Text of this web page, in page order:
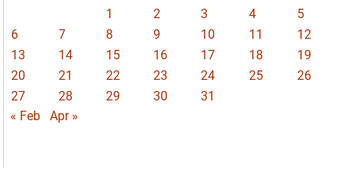
1 2 3 4
5
6
7 8 9 10 11
12
13
14 15 16 17 18
19
20
21 22 23 24 25
26
27
28 29 30
31
« Feb
Apr »